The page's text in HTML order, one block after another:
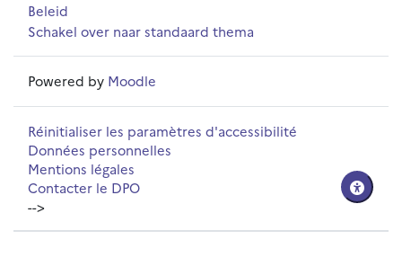
Beleid
Schakel over naar standaard thema
Powered by Moodle
Réinitialiser les paramètres d'accessibilité
Données personnelles
Mentions légales
Contacter le DPO
-->